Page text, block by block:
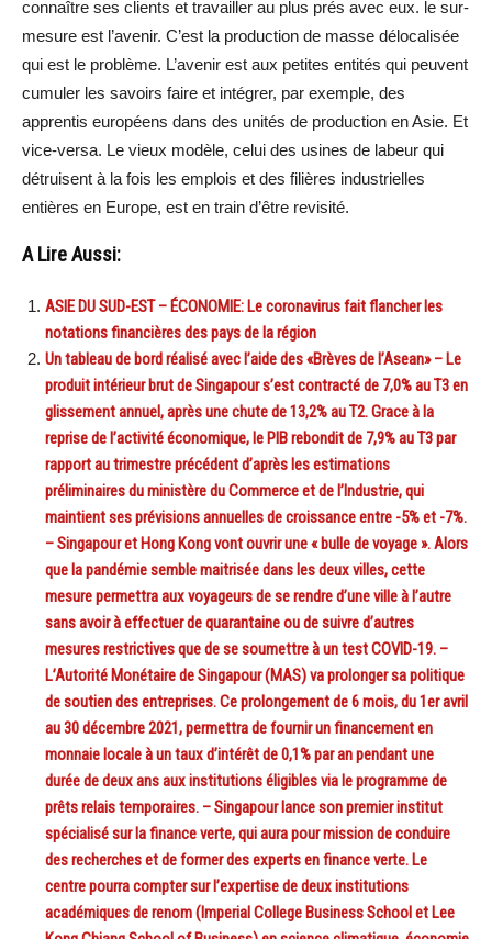
connaître ses clients et travailler au plus prés avec eux. le sur-
mesure est l’avenir. C’est la production de masse délocalisée
qui est le problème. L’avenir est aux petites entités qui peuvent
cumuler les savoirs faire et intégrer, par exemple, des
apprentis européens dans des unités de production en Asie. Et
vice-versa. Le vieux modèle, celui des usines de labeur qui
détruisent à la fois les emplois et des filières industrielles
entières en Europe, est en train d’être revisité.
A Lire Aussi:
ASIE DU SUD-EST – ÉCONOMIE: Le coronavirus fait flancher les
notations financières des pays de la région
Un tableau de bord réalisé avec l’aide des «Brèves de l’Asean» – Le
produit intérieur brut de Singapour s’est contracté de 7,0% au T3 en
glissement annuel, après une chute de 13,2% au T2. Grace à la
reprise de l’activité économique, le PIB rebondit de 7,9% au T3 par
rapport au trimestre précédent d’après les estimations
préliminaires du ministère du Commerce et de l’Industrie, qui
maintient ses prévisions annuelles de croissance entre -5% et -7%.
– Singapour et Hong Kong vont ouvrir une « bulle de voyage ». Alors
que la pandémie semble maitrisée dans les deux villes, cette
mesure permettra aux voyageurs de se rendre d’une ville à l’autre
sans avoir à effectuer de quarantaine ou de suivre d’autres
mesures restrictives que de se soumettre à un test COVID-19. –
L’Autorité Monétaire de Singapour (MAS) va prolonger sa politique
de soutien des entreprises. Ce prolongement de 6 mois, du 1er avril
au 30 décembre 2021, permettra de fournir un financement en
monnaie locale à un taux d’intérêt de 0,1% par an pendant une
durée de deux ans aux institutions éligibles via le programme de
prêts relais temporaires. – Singapour lance son premier institut
spécialisé sur la finance verte, qui aura pour mission de conduire
des recherches et de former des experts en finance verte. Le
centre pourra compter sur l’expertise de deux institutions
académiques de renom (Imperial College Business School et Lee